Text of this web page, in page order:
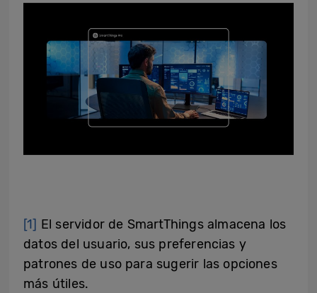
[1] El servidor de SmartThings almacena los
datos del usuario, sus preferencias y
patrones de uso para sugerir las opciones
más útiles.